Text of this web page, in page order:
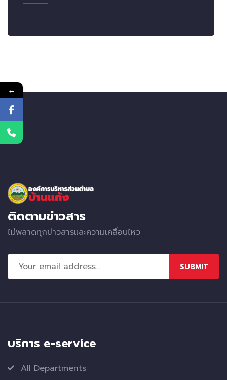
ติดตามข่าวสาร
ไม่พลาดทุกข่าวสารและความเคลื่อนไหว
SUBMIT
บริการ e-service
All Departments
←